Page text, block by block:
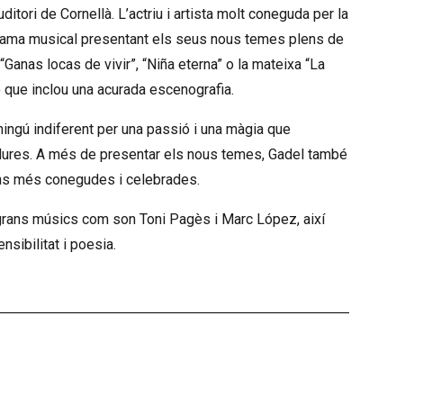
de Cornellà. L’actriu i artista molt coneguda per la
musical presentant els seus nous temes plens de
locas de vivir”, “Niña eterna” o la mateixa “La
inclou una acurada escenografia.
indiferent per una passió i una màgia que
A més de presentar els nous temes, Gadel també
més conegudes i celebrades.
músics com son Toni Pagès i Marc López, així
i poesia.